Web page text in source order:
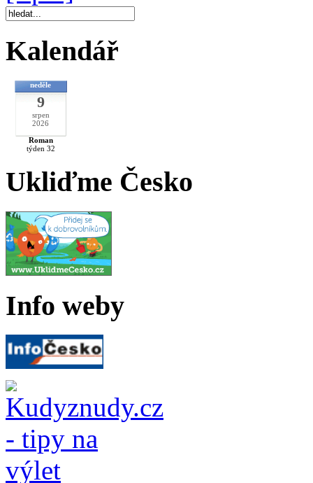
Kalendář
neděle
9
srpen
2026
Roman
týden 32
Ukliďme Česko
Info weby